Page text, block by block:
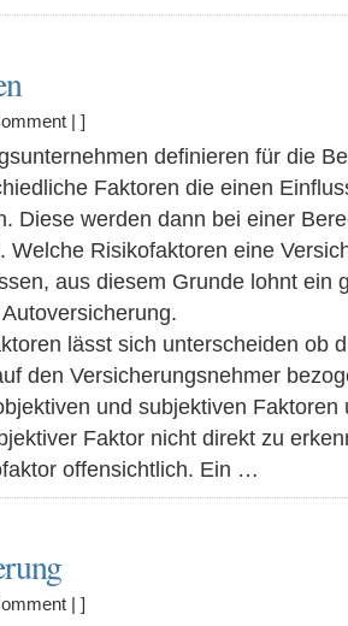
| ]
definieren für die
Faktoren die einen
Diese werden dann bei einer
Welche Risikofaktoren eine
aus diesem Grunde lohnt ein
lässt sich unterscheiden ob
den Versicherungsnehmer
und subjektiven Faktoren
Faktor nicht direkt zu
offensichtlich. Ein …
| ]